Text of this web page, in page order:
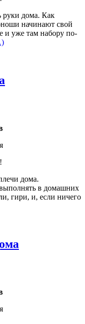
руки дома. Как
начинают свой
и уже там набору по-
дома.
в домашних
гири, и, если ничего